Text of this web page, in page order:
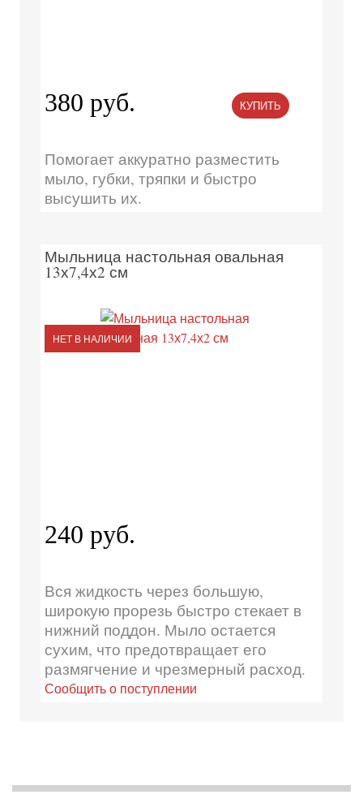
380 руб. КУПИТЬ
Помогает аккуратно разместить
мыло, губки, тряпки и быстро
высушить их.
Мыльница настольная овальная
13х7,4х2 см
НЕТ В НАЛИЧИИ
240 руб.
Вся жидкость через большую,
широкую прорезь быстро стекает в
нижний поддон. Мыло остается
сухим, что предотвращает его
размягчение и чрезмерный расход.
Сообщить о поступлении